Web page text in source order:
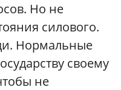
Но не
силового.
Нормальные
своему
не